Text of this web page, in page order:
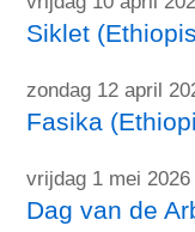
Siklet
zondag 12 april
Fasika
vrijdag 1 mei 2026
Dag van de